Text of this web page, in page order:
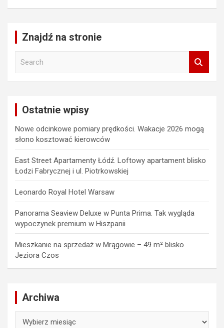
Znajdź na stronie
Ostatnie wpisy
Nowe odcinkowe pomiary prędkości. Wakacje 2026 mogą
słono kosztować kierowców
East Street Apartamenty Łódź. Loftowy apartament blisko
Łodzi Fabrycznej i ul. Piotrkowskiej
Leonardo Royal Hotel Warsaw
Panorama Seaview Deluxe w Punta Prima. Tak wygląda
wypoczynek premium w Hiszpanii
Mieszkanie na sprzedaż w Mrągowie – 49 m² blisko
Jeziora Czos
Archiwa